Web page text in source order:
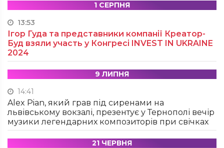
1 СЕРПНЯ
13:53
Ігор Гуда та представники компанії Креатор-
Буд взяли участь у Конгресі INVEST IN UKRAINE
2024
9 ЛИПНЯ
14:41
Alex Pian, який грав під сиренами на
львівському вокзалі, презентує у Тернополі вечір
музики легендарних композиторів при свічках
21 ЧЕРВНЯ